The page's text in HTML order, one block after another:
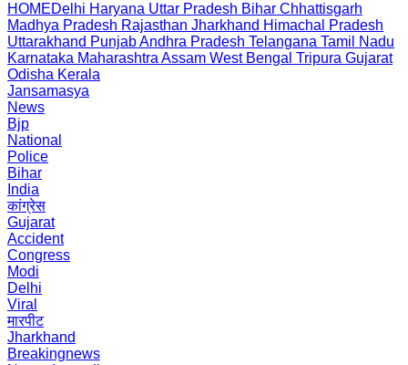
HOMEDelhi Haryana Uttar Pradesh Bihar Chhattisgarh
Madhya Pradesh Rajasthan Jharkhand Himachal Pradesh
Uttarakhand PunjabAndhra Pradesh Telangana Tamil Nadu
Karnataka Maharashtra Assam West Bengal Tripura Gujarat
Odisha Kerala
Jansamasya
News
Bjp
National
Police
Bihar
India
कांग्रेस
Gujarat
Accident
Congress
Modi
Delhi
Viral
मारपीट
Jharkhand
Breakingnews